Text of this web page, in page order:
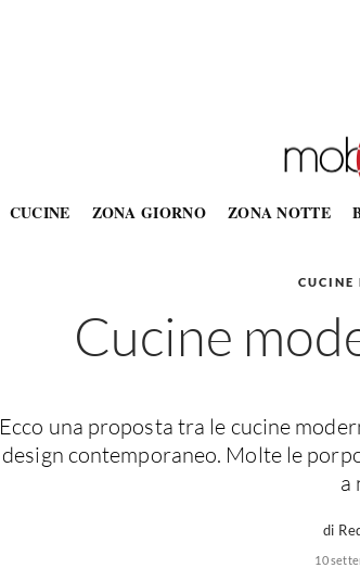
CUCINE ZONA GIORNO ZONA NOTTE
CUCINE
Cucine
Ecco una proposta tra le cucine
design contemporaneo. Molte le
a
di
10